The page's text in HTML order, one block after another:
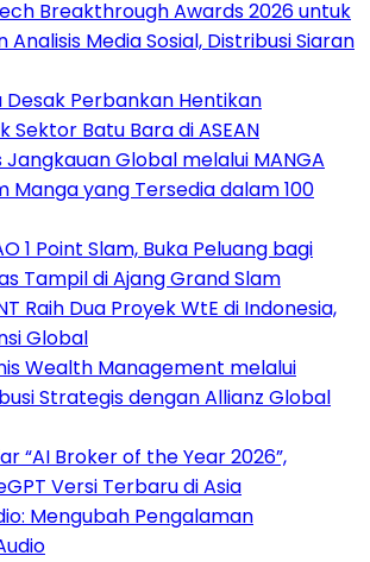
Breakthrough Awards 2026 untuk
Media Sosial, Distribusi Siaran
Desak Perbankan Hentikan
Sektor Batu Bara di ASEAN
Jangkauan Global melalui MANGA
Manga yang Tersedia dalam 100
1 Point Slam, Buka Peluang bagi
Tampil di Ajang Grand Slam
Raih Dua Proyek WtE di Indonesia,
Global
Wealth Management melalui
Strategis dengan Allianz Global
“AI Broker of the Year 2026”,
Versi Terbaru di Asia
Mengubah Pengalaman